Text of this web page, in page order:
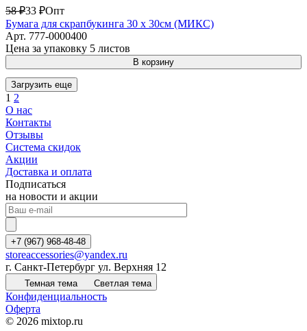
58 ₽33 ₽Опт
Бумага для скрапбукинга 30 х 30см (МИКС)
Арт. 777-0000400
Цена за упаковку 5 листов
В корзину
Загрузить еще
1 2
О нас
Контакты
Отзывы
Система скидок
Акции
Доставка и оплата
Подписаться
на новости и акции
+7 (967) 968-48-48
storeaccessories@yandex.ru
г. Санкт-Петербург ул. Верхняя 12
Темная тема Светлая тема
Конфиденциальность
Оферта
© 2026 mixtop.ru